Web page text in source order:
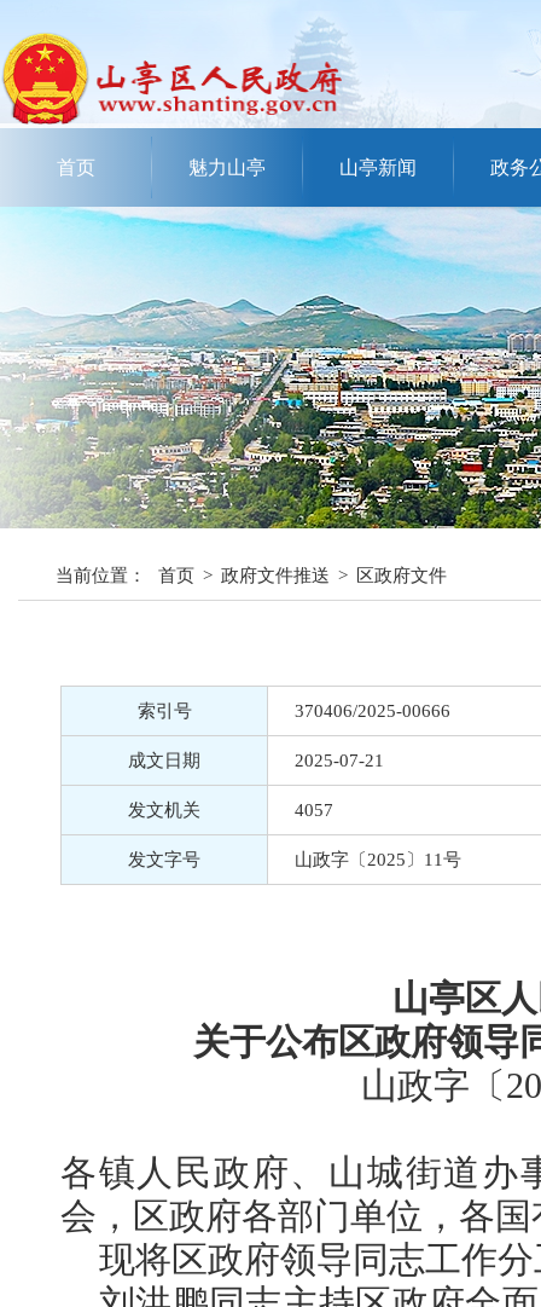
首页 魅力山亭 山亭新闻 政务
当前位置： 首页 > 政府文件推送 > 区政府文件
索引号 370406/2025-00666
成文日期 2025-07-21
发文机关 4057
发文字号 山政字〔2025〕11号
山亭区
关于公布区政府领导
山政字〔
各镇人民政府、山城街道办
会，区政府各部门单位，各
现将区政府领导同志工作